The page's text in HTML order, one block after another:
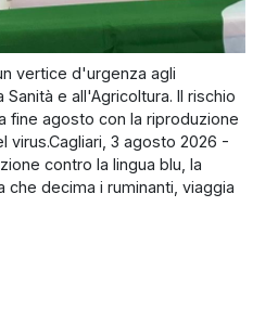
vertice d'urgenza agli
e all'Agricoltura. Il rischio
fine agosto con la riproduzione
3 agosto 2026 -
contro la lingua blu, la
decima i ruminanti, viaggia